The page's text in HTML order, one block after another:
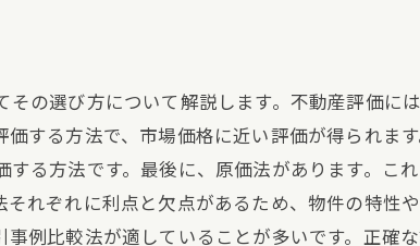
の選び方について解説します。不動産評価に
する方法で、市場価格に近い評価が得られま
る方法です。最後に、原価法があります。こ
れぞれに利点と欠点があるため、物件の特性
例比較法が適していることが多いです。正確